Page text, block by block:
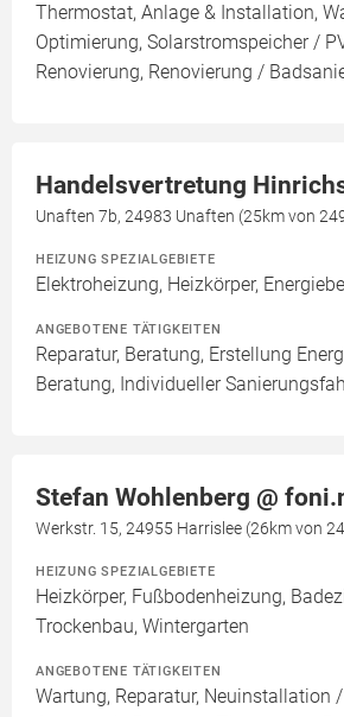
Thermostat, Anlage & Installation,
Optimierung, Solarstromspeicher /
Renovierung, Renovierung /
Handelsvertretung
Unaften 7b, 24983 Unaften (25km von
HEIZUNG SPEZIALGEBIETE
Elektroheizung, Heizkörper,
ANGEBOTENE TÄTIGKEITEN
Reparatur, Beratung, Erstellung
Beratung, Individueller
Stefan Wohlenberg @
Werkstr. 15, 24955 Harrislee (26km von
HEIZUNG SPEZIALGEBIETE
Heizkörper, Fußbodenheizung,
Trockenbau, Wintergarten
ANGEBOTENE TÄTIGKEITEN
Wartung, Reparatur, Neuinstallation